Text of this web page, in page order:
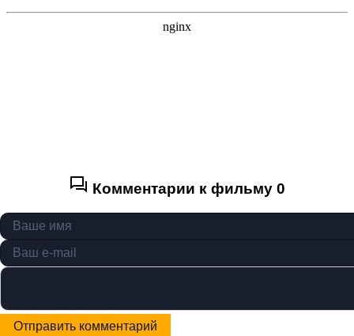
Комментарии к фильму 0
Отправить комментарий